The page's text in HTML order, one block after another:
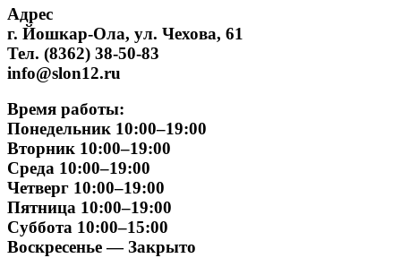
Адрес
г. Йошкар-Ола, ул. Чехова, 61
Тел. (8362) 38-50-83
info@slon12.ru
Время работы:
Понедельник 10:00–19:00
Вторник 10:00–19:00
Среда 10:00–19:00
Четверг 10:00–19:00
Пятница 10:00–19:00
Суббота 10:00–15:00
Воскресенье — Закрыто